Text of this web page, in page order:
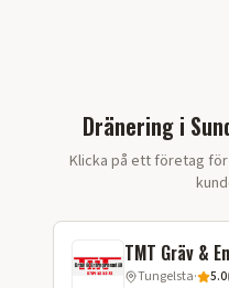
Dränering i
Klicka på ett företag
TMT Gräv &
Tungelsta· 5.0(